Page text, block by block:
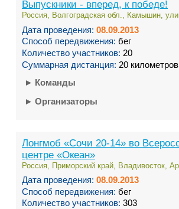
Выпускники - вперед, к победе!
Россия, Волгоградская обл., Камышин,
Дата проведения: 08.09.2013
Способ передвижения: бег
Количество участников: 20
Суммарная дистанция: 20 километров
► Команды
► Организаторы
Лонгмоб «Сочи 20-14» во
центре «Океан»
Россия, Приморский край, Владивосток,
Дата проведения: 08.09.2013
Способ передвижения: бег
Количество участников: 303